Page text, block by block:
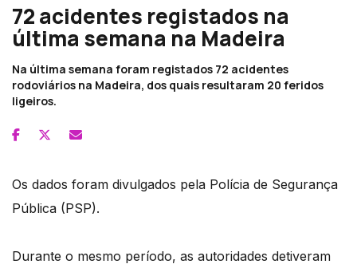
72 acidentes registados na
última semana na Madeira
Na última semana foram registados 72 acidentes
rodoviários na Madeira, dos quais resultaram 20 feridos
ligeiros.
Os dados foram divulgados pela Polícia de Segurança
Pública (PSP).
Durante o mesmo período, as autoridades detiveram